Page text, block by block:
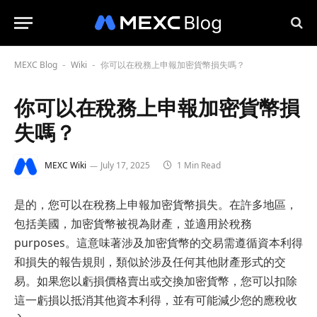
MEXC Blog - Wiki - 你可以在稅務上申報加密貨幣損失嗎？
你可以在稅務上申報加密貨幣損
失嗎？
MEXC Wiki July 17, 2025 1 Min Read
是的，您可以在稅務上申報加密貨幣損失。在許多地區，
包括美國，加密貨幣被視為財產，並適用於稅務
purposes。這意味著涉及加密貨幣的交易需遵循資本利得
和損失的報告規則，類似於涉及任何其他財產形式的交
易。如果您以虧損價格賣出或交換加密貨幣，您可以扣除
這一虧損以抵消其他資本利得，並有可能減少您的應稅收